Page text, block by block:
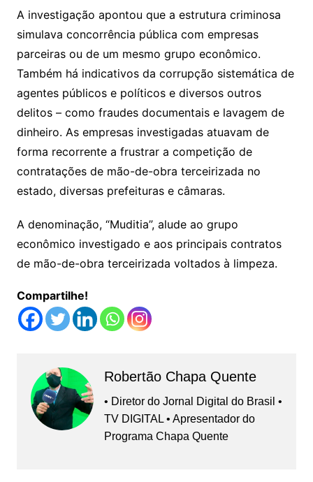
A investigação apontou que a estrutura criminosa
simulava concorrência pública com empresas
parceiras ou de um mesmo grupo econômico.
Também há indicativos da corrupção sistemática de
agentes públicos e políticos e diversos outros
delitos – como fraudes documentais e lavagem de
dinheiro. As empresas investigadas atuavam de
forma recorrente a frustrar a competição de
contratações de mão-de-obra terceirizada no
estado, diversas prefeituras e câmaras.
A denominação, “Muditia”, alude ao grupo
econômico investigado e aos principais contratos
de mão-de-obra terceirizada voltados à limpeza.
Compartilhe!
Robertão Chapa Quente
• Diretor do Jornal Digital do Brasil •
TV DIGITAL • Apresentador do
Programa Chapa Quente